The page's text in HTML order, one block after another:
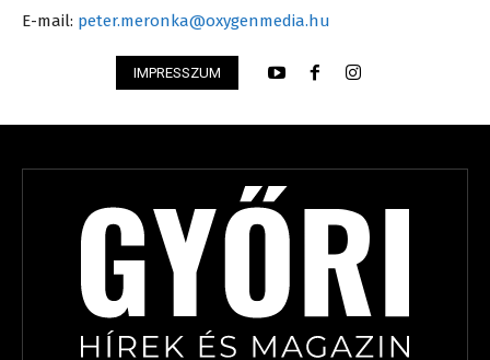
E-mail: peter.meronka@oxygenmedia.hu
IMPRESSZUM